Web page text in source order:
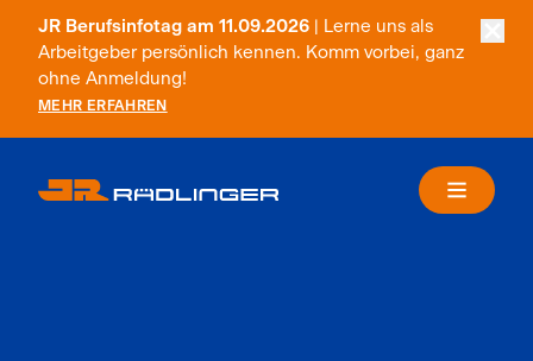
JR Berufsinfotag am 11.09.2026 | Lerne uns als
Arbeitgeber persönlich kennen. Komm vorbei, ganz
ohne Anmeldung!
MEHR ERFAHREN